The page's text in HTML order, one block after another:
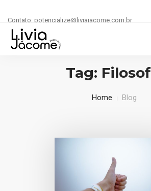
Contato: potencialize@liviajacome.com.br
Tag:
Home Blog